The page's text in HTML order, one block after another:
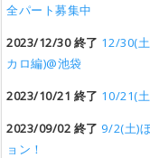
全パート募集中
2023/12/30 終了 12/30(
カロ編)@池袋
2023/10/21 終了 10/21(
2023/09/02 終了 9/2(土)
ョン！